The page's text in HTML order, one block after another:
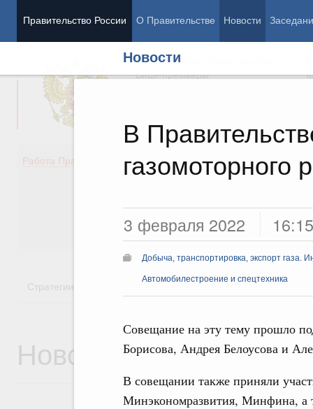
Правительство России О Правительстве Новости
Новости
В
газомоторного
3 февраля 2022 16:15
Добыча, транспортировка, экспорт газа.
Автомобилестроение и спецтехника
Совещание на эту тему прошло
Борисова, Андрея Белоусова и
В совещании также приняли
Минэкономразвития, Минфина,
Председатель Правительства
Вице-премьеры
Работа Правительства
Демография
Здоровье
Общество
Государство
Стратегии Государственные программы
Новости